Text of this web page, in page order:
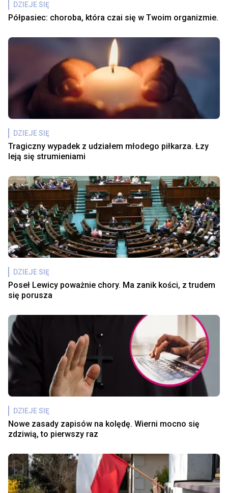
DZIEJE SIĘ
Półpasiec: choroba, która czai się w Twoim organizmie.
DZIEJE SIĘ
Tragiczny wypadek z udziałem młodego piłkarza. Łzy
leją się strumieniami
DZIEJE SIĘ
Poseł Lewicy poważnie chory. Ma zanik kości, z trudem
się porusza
DZIEJE SIĘ
Nowe zasady zapisów na kolędę. Wierni mocno się
zdziwią, to pierwszy raz